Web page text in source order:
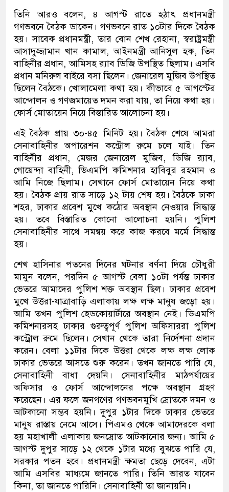
তিনি আরও বলেন, ৪ আগস্ট রাতে হঠাৎ প্রধানমন্ত্রী
গণভবনে বৈঠক ডাকেন। গণভবনে রাত ১০টার দিকে বৈঠক
হয়। সাবেক প্রধানমন্ত্রী, তার বোন শেখ রেহানা, স্বরাষ্ট্রমন্ত্রী
আসাদুজ্জামান খান কামাল, আইনমন্ত্রী আনিসুল হক, তিন
বাহিনীর প্রধান, আমিসহ র‍্যাব ডিজি উপস্থিত ছিলাম। এসবি
প্রধান মনিরুল বাইরে বসা ছিলেন। জেনারেল মুজিব উপস্থিত
ছিলেন বৈঠকে। খোলামেলা কথা হয়। কীভাবে ৫ আগস্টের
আন্দোলন ও গণজমায়েত দমন করা যায়, তা নিয়ে কথা হয়।
ফোর্স মোতায়েন নিয়ে বিস্তারিত আলোচনা হয়।
এই বৈঠক প্রায় ৩০-৪৫ মিনিট হয়। বৈঠক শেষে আমরা
সেনাবাহিনীর অপারেশন কন্ট্রোল রুমে চলে যাই। তিন
বাহিনীর প্রধান, মেজর জেনারেল মুজিব, ডিজি র‍্যাব,
গোয়েন্দা বাহিনী, ডিএমপি কমিশনার হাবিবুর রহমান ও
আমি নিজে ছিলাম। সেখানে ফোর্স মোতায়েন নিয়ে কথা
হয়। বৈঠক প্রায় রাত সাড়ে ১২ টায় শেষ হয়। বৈঠকে ঢাকা
শহর, ঢাকার প্রবেশ মুখে কঠোর অবস্থান নেওয়ার সিদ্ধান্ত
হয়। তবে বিস্তারিত কোনো আলোচনা হয়নি। পুলিশ
সেনাবাহিনীর সাথে সমন্বয় করে কাজ করবে মর্মে সিদ্ধান্ত
হয়।
শেখ হাসিনার পতনের দিনের ঘটনার বর্ণনা দিয়ে চৌধুরী
মামুন বলেন, পরদিন ৫ আগস্ট বেলা ১০টা পর্যন্ত ঢাকার
ভেতরে আমাদের পুলিশ শক্ত অবস্থান ছিল। ঢাকার প্রবেশ
মুখে উত্তরা-যাত্রাবাড়ি এলাকায় লক্ষ লক্ষ মানুষ জড়ো হয়।
আমি তখন পুলিশ হেডকোয়ার্টারে অবস্থান নেই। ডিএমপি
কমিশনারসহ ঢাকার গুরুত্বপূর্ণ পুলিশ অফিসাররা পুলিশ
কন্ট্রোল রুমে ছিলেন। সেখান থেকে তারা নির্দেশনা প্রদান
করেন। বেলা ১১টার দিকে উত্তরা থেকে লক্ষ লক্ষ লোক
ঢাকার ভেতরে আসতে শুরু করেন। তখন জানতে পারি যে,
সেনাবাহিনী বাধা দেয়নি। সেনাবাহিনীর মাঠপর্যায়ের
অফিসার ও ফোর্স আন্দোলনের পক্ষে অবস্থান গ্রহণ
করেছেন। এর ফলে জনগণের গণভবনমুখি স্রোতকে দমন ও
আটকানো সম্ভব হয়নি। দুপুর ১টার দিকে ঢাকার ভেতরে
মানুষ রাস্তায় নেমে আসে। পিএমও থেকে আমাদেরকে বলা
হয় মহাখালী এলাকায় জনস্রোত আটকানোর জন্য। আমি ৫
আগস্ট দুপুর সাড়ে ১২ থেকে ১টার মধ্যে বুঝতে পারি যে,
সরকার পতন হবে। প্রধানমন্ত্রী ক্ষমতা ছেড়ে দেবেন, এটা
আমি এসবির মাধ্যমে জানতে পারি। তিনি ভারত যাবেন
কিনা, তা জানতে পারিনি। সেনাবাহিনী তা জানায়নি।